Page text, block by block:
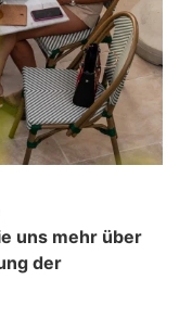
uns mehr über
der